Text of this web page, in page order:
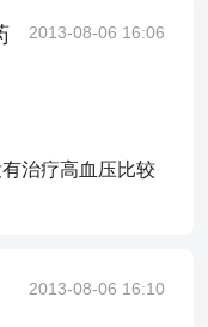
2013-08-06 16:06
治疗高血压比较
2013-08-06 16:10